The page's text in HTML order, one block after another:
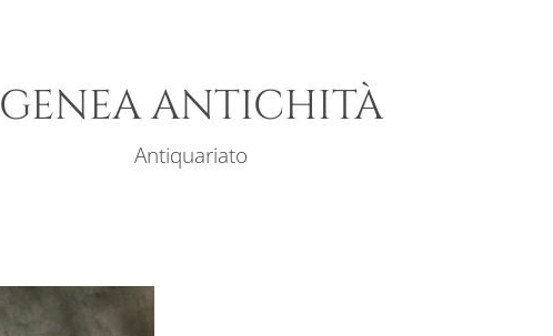
GENEA ANTICHITÀ
Antiquariato